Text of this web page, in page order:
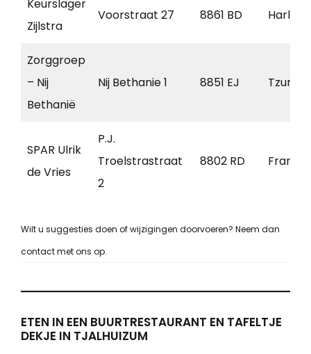
Keurslager
Zijlstra
Voorstraat 27 8861 BD
Zorggroep
– Nij
Bethanië
Nij Bethanie 1 8851 EJ
SPAR Ulrik
de Vries
P.J.
Troelstrastraat
2
8802 RD
Wilt u suggesties doen of wijzigingen doorvoeren? Neem dan
contact met ons op.
ETEN IN EEN BUURTRESTAURANT EN TAFELTJE
DEKJE IN TJALHUIZUM